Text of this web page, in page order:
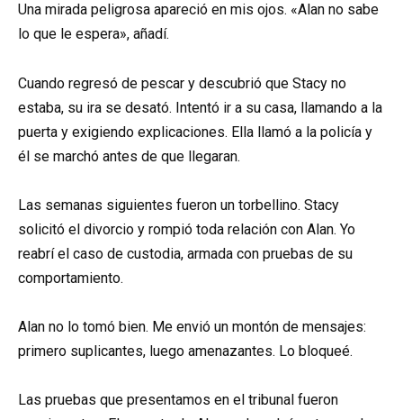
Una mirada peligrosa apareció en mis ojos. «Alan no sabe
lo que le espera», añadí.
Cuando regresó de pescar y descubrió que Stacy no
estaba, su ira se desató. Intentó ir a su casa, llamando a la
puerta y exigiendo explicaciones. Ella llamó a la policía y
él se marchó antes de que llegaran.
Las semanas siguientes fueron un torbellino. Stacy
solicitó el divorcio y rompió toda relación con Alan. Yo
reabrí el caso de custodia, armada con pruebas de su
comportamiento.
Alan no lo tomó bien. Me envió un montón de mensajes:
primero suplicantes, luego amenazantes. Lo bloqueé.
Las pruebas que presentamos en el tribunal fueron